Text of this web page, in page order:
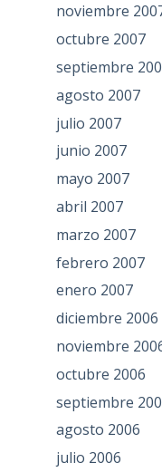
noviembre
octubre 2007
septiembre
agosto 2007
julio 2007
junio 2007
mayo 2007
abril 2007
marzo 2007
febrero 2007
enero 2007
diciembre 2006
noviembre
octubre 2006
septiembre
agosto 2006
julio 2006